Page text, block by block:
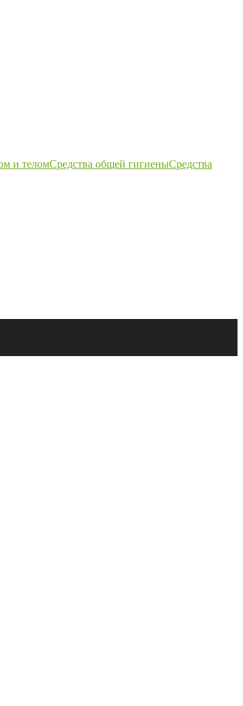
и теломСредства общей гигиеныСредства